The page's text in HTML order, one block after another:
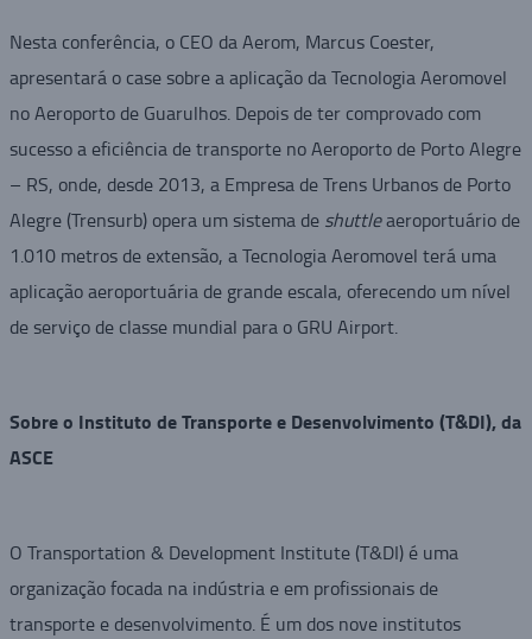
Nesta conferência, o CEO da Aerom, Marcus Coester,
apresentará o case sobre a aplicação da Tecnologia Aeromovel
no Aeroporto de Guarulhos. Depois de ter comprovado com
sucesso a eficiência de transporte no Aeroporto de Porto Alegre
– RS, onde, desde 2013, a Empresa de Trens Urbanos de Porto
Alegre (Trensurb) opera um sistema de shuttleaeroportuário de
1.010 metros de extensão, a Tecnologia Aeromovel terá uma
aplicação aeroportuária de grande escala, oferecendo um nível
de serviço de classe mundial para o GRU Airport.
Sobre o Instituto de Transporte e Desenvolvimento (T&DI), da
ASCE
O Transportation & Development Institute (T&DI) é uma
organização focada na indústria e em profissionais de
transporte e desenvolvimento. É um dos nove institutos